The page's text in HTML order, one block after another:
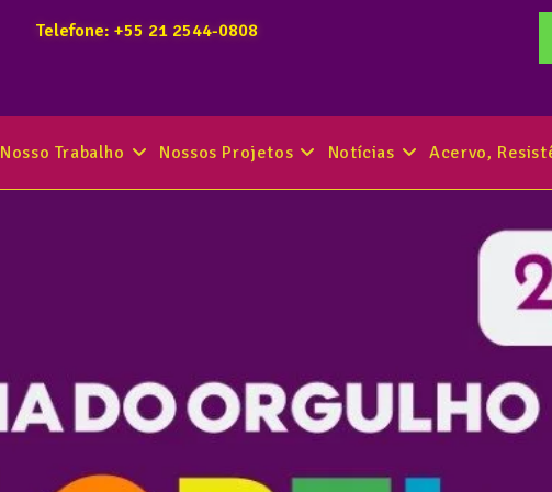
Telefone: +55 21 2544-0808
Nosso Trabalho Nossos Projetos Notícias Acervo,